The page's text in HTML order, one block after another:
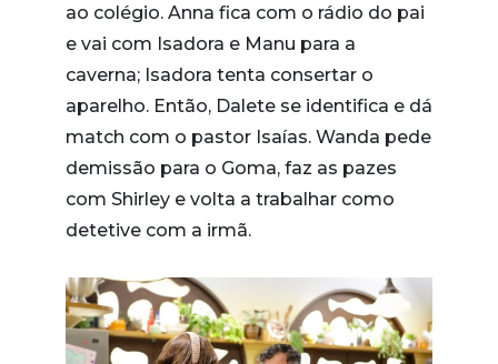
ao colégio. Anna fica com o rádio do pai
e vai com Isadora e Manu para a
caverna; Isadora tenta consertar o
aparelho. Então, Dalete se identifica e dá
match com o pastor Isaías. Wanda pede
demissão para o Goma, faz as pazes
com Shirley e volta a trabalhar como
detetive com a irmã.